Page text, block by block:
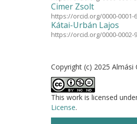
Cimer Zsolt
https://orcid.org/0000-0001-
Kátai-Urbán Lajos
https://orcid.org/0000-0002-
Copyright (c) 2025
This work is licensed
License.